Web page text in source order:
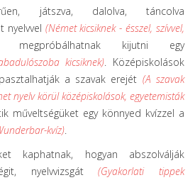
játszva, dalolva, táncolva
nyelvvel (Német kicsiknek - ésszel, szívvel,
kijutni egy
kicsiknek) . Középiskolások
a szavak erejét (A szavak
nyelv körül középiskolások, egyetemisták
műveltségüket egy könnyed kvízzel a
kvíz)
kaphatnak, hogyan abszolválják
nyelvvizsgát(Gyakorlati tippek